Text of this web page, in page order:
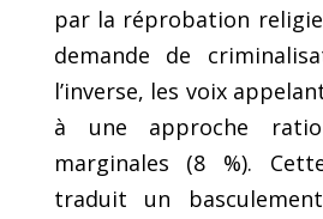
par la réprobation
demande de
l’inverse, les voix
à une approche
marginales (8 %).
traduit un